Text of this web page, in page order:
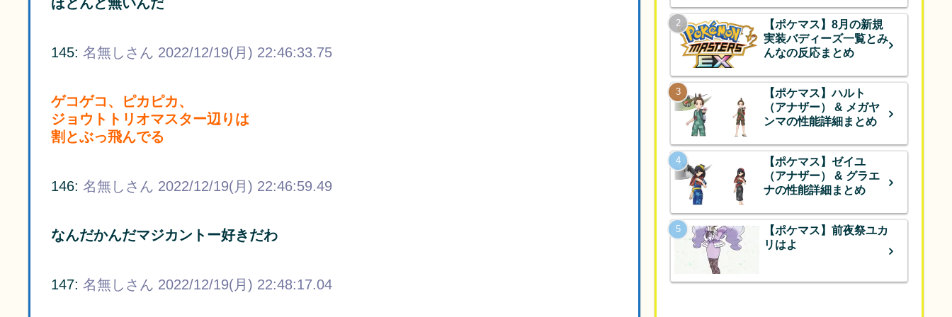
145: 名無しさん 2022/12/19(月) 22:46:33.75
ゲコゲコ、ピカピカ、
ジョウトトリオマスター辺りは
割とぶっ飛んでる
146: 名無しさん 2022/12/19(月) 22:46:59.49
なんだかんだマジカントー好きだわ
147: 名無しさん 2022/12/19(月) 22:48:17.04
【ポケマス】8月の新規
実装バディーズ一覧とみ
んなの反応まとめ
【ポケマス】ハルト
（アナザー） & メガヤ
ンマの性能詳細まとめ
【ポケマス】ゼイユ
（アナザー） & グラエ
ナの性能詳細まとめ
【ポケマス】前夜祭ユカ
リはよ